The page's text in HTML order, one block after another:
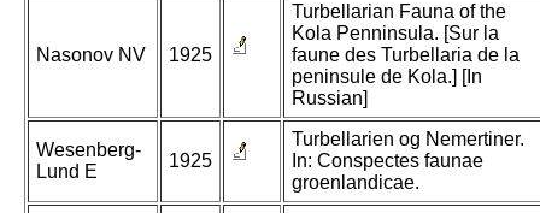
Nasonov NV 1925
Turbellarian Fauna of the
Kola Penninsula. [Sur la
faune des Turbellaria de la
peninsule de Kola.] [In
Russian]
Wesenberg-
Lund E
1925
Turbellarien og Nemertiner.
In: Conspectes faunae
groenlandicae.